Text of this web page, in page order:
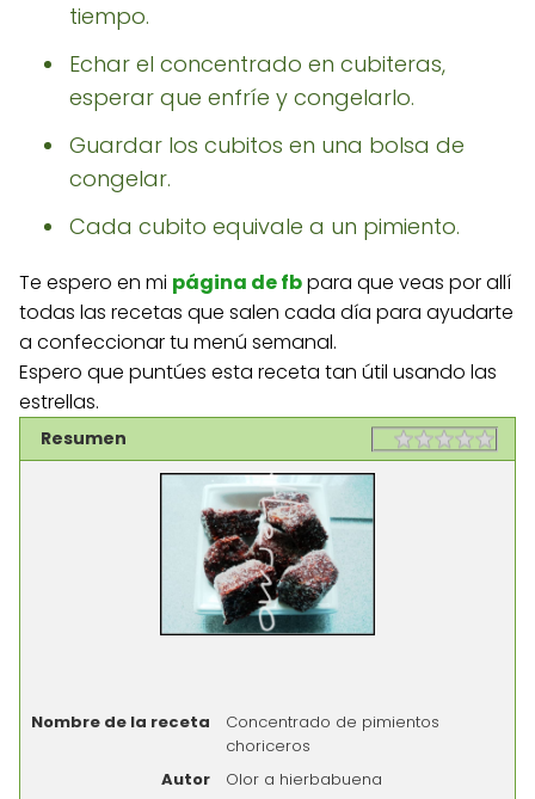
tiempo.
Echar el concentrado en cubiteras,
esperar que enfríe y congelarlo.
Guardar los cubitos en una bolsa de
congelar.
Cada cubito equivale a un pimiento.
Te espero en mi página de fbpara que veas por allí
todas las recetas que salen cada día para ayudarte
a confeccionar tu menú semanal.
Espero que puntúes esta receta tan útil usando las
estrellas.
Resumen Rating
Nombre de la receta
Concentrado de pimientos
choriceros
Autor
Olor a hierbabuena